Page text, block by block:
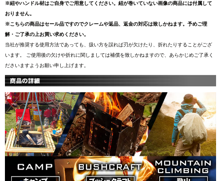
※紐やハンドル材はご自身でご用意してください。紐が巻いていない画像の商品には付属して
おりません。
※こちらの商品はセール品ですのでクレームや返品、返金の対応は致しかねます。予めご理
解・ご了承の上お買い求めください。
当社が推奨する使用方法であっても、扱い方を誤れば刃が欠けたり、折れたりすることがござ
います。 ご使用後の欠けや折れに関しましては補償を致しかねますので、あらかじめご了承く
ださいますようお願い申し上げます。